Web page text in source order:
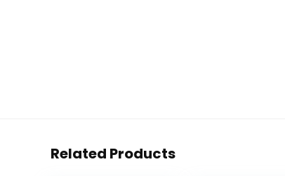
Related Products